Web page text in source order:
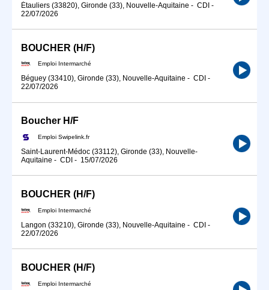
Étauliers (33820), Gironde (33), Nouvelle-Aquitaine - CDI -
22/07/2026
BOUCHER (H/F)
Emploi Intermarché
Béguey (33410), Gironde (33), Nouvelle-Aquitaine - CDI -
22/07/2026
Boucher H/F
Emploi Swipelink.fr
Saint-Laurent-Médoc (33112), Gironde (33), Nouvelle-
Aquitaine - CDI - 15/07/2026
BOUCHER (H/F)
Emploi Intermarché
Langon (33210), Gironde (33), Nouvelle-Aquitaine - CDI -
22/07/2026
BOUCHER (H/F)
Emploi Intermarché